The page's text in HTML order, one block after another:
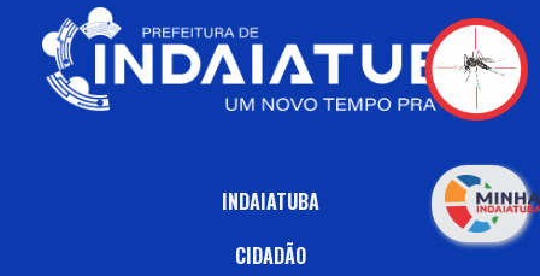
INDAIATUBA
CIDADÃO